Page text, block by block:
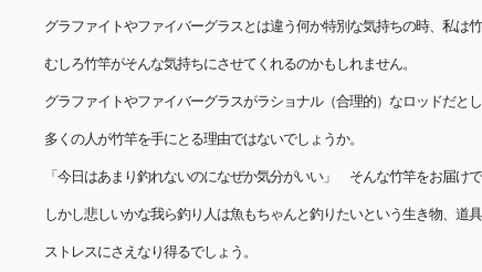
グラファイトやファイバーグラスとは違う何か特別な気持ちの時、私は竹
むしろ竹竿がそんな気持ちにさせてくれるのかもしれません。
グラファイトやファイバーグラスがラショナル（合理的）なロッドだと
多くの人が竹竿を手にとる理由ではないでしょうか。
「今日はあまり釣れないのになぜか気分がいい」 そんな竹竿をお届け
しかし悲しいかな我ら釣り人は魚もちゃんと釣りたいという生き物、道
ストレスにさえなり得るでしょう。